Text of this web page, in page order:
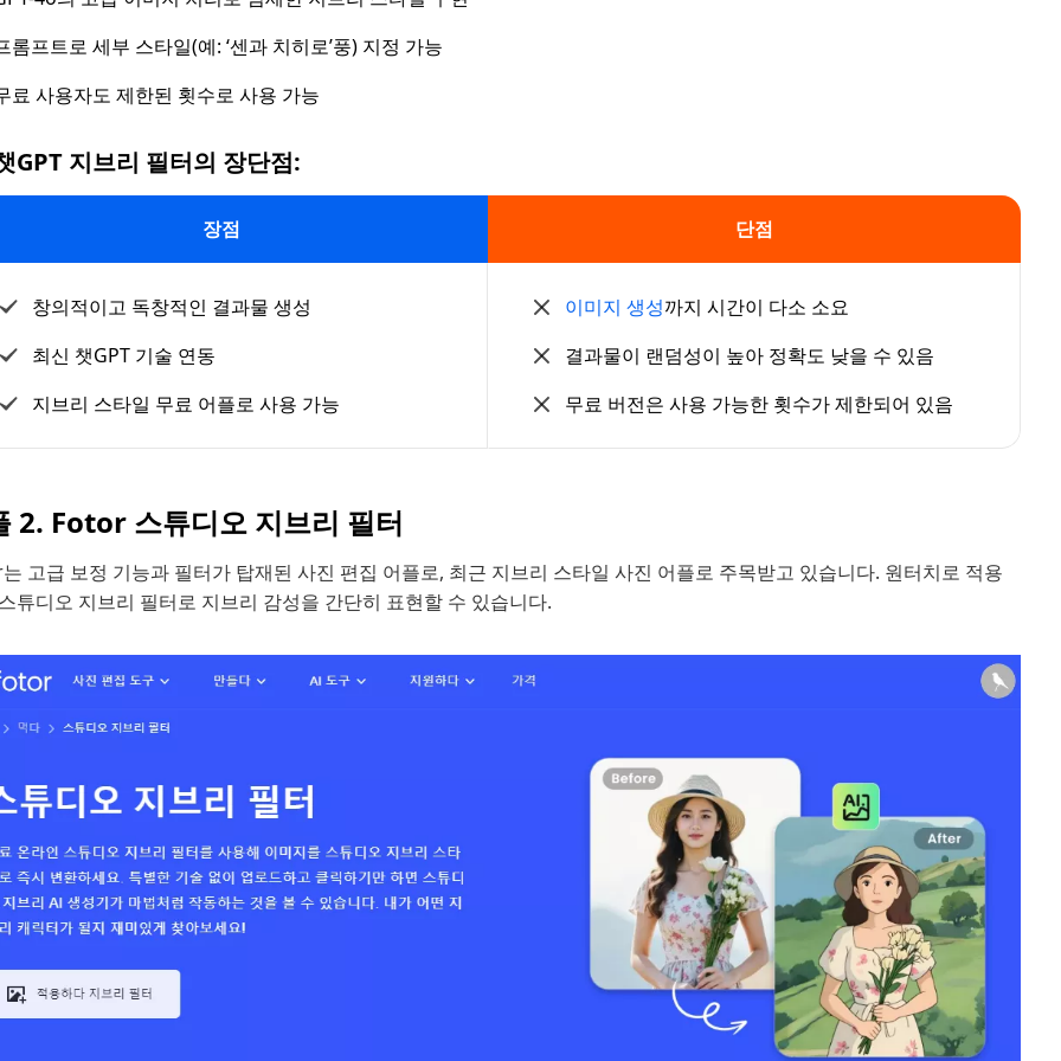
롬프트로 세부 스타일(예: ‘센과 치히로’풍) 지정 가능
료 사용자도 제한된 횟수로 사용 가능
GPT 지브리 필터의 장단점:
장점 단점
창의적이고 독창적인 결과물 생성
최신 챗GPT 기술 연동
지브리 스타일 무료 어플로 사용 가능
이미지 생성까지 시간이 다소 소요
결과물이 랜덤성이 높아 정확도 낮을 수 있음
무료 버전은 사용 가능한 횟수가 제한되어 있음
2. Fotor 스튜디오 지브리 필터
고급 보정 기능과 필터가 탑재된 사진 편집 어플로, 최근 지브리 스타일 사진 어플로 주목받고 있습니다. 원터치로 적용
튜디오 지브리 필터로 지브리 감성을 간단히 표현할 수 있습니다.